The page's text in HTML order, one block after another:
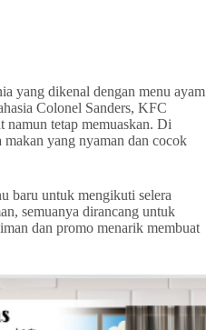
yang dikenal dengan menu ayam
Colonel Sanders, KFC
tetap memuaskan. Di
yang nyaman dan cocok
baru untuk mengikuti selera
semuanya dirancang untuk
dan promo menarik membuat